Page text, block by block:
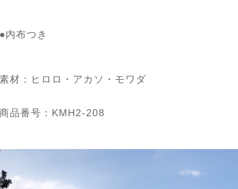
●内布つき
素材：ヒロロ・アカソ・モワダ
商品番号：KMH2-208